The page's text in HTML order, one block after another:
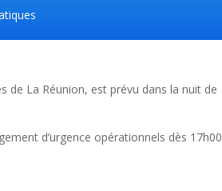
de La Réunion, est prévu dans la nuit de
d’urgence opérationnels dès 17h00